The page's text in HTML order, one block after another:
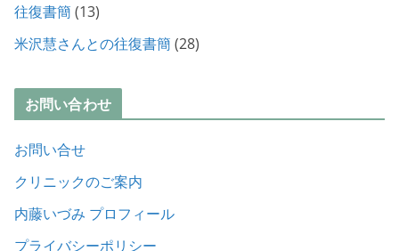
往復書簡 (13)
米沢慧さんとの往復書簡 (28)
お問い合わせ
お問い合せ
クリニックのご案内
内藤いづみ プロフィール
プライバシーポリシー